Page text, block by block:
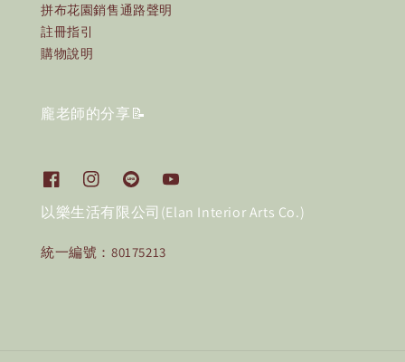
拼布花園銷售通路聲明
註冊指引
購物說明
龐老師的分享📝
以樂生活有限公司(Elan Interior Arts Co.)
統一編號：80175213